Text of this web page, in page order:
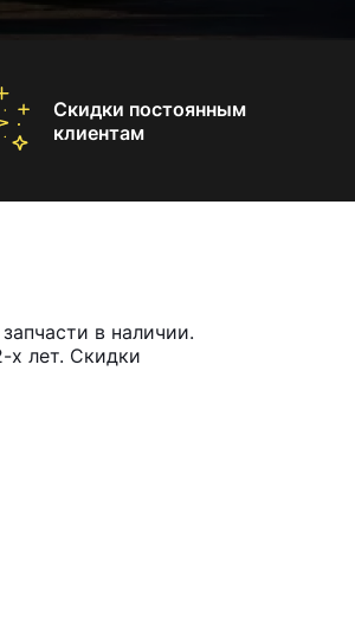
Скидки постоянным
клиентам
в наличии.
х лет. Скидки